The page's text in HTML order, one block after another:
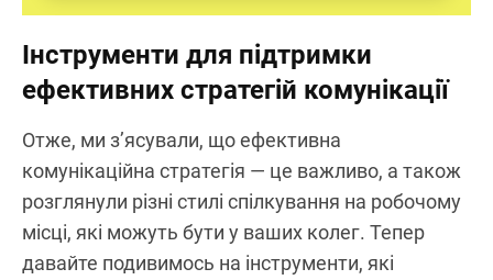
Інструменти для підтримки
ефективних стратегій комунікації
Отже, ми з’ясували, що ефективна
комунікаційна стратегія — це важливо, а також
розглянули різні стилі спілкування на робочому
місці, які можуть бути у ваших колег. Тепер
давайте подивимось на інструменти, які